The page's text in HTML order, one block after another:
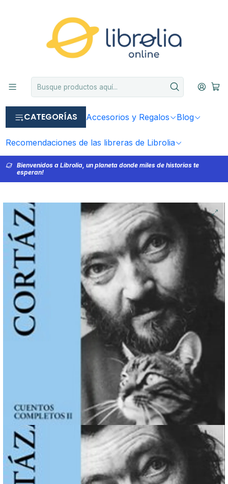
CATEGORÍAS Accesorios y Regalos Blog
Recomendaciones de las libreras de Librolia
Bienvenidos a Librolia, un planeta donde miles de historias te
esperan!